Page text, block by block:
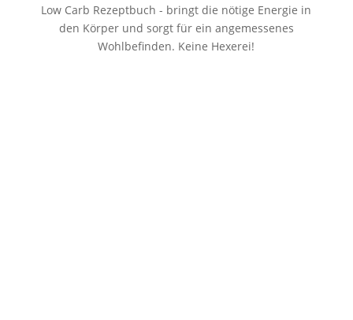
Low Carb Rezeptbuch - bringt die nötige Energie in
den Körper und sorgt für ein angemessenes
Wohlbefinden. Keine Hexerei!